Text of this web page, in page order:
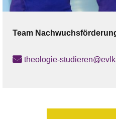
Team
theologie-